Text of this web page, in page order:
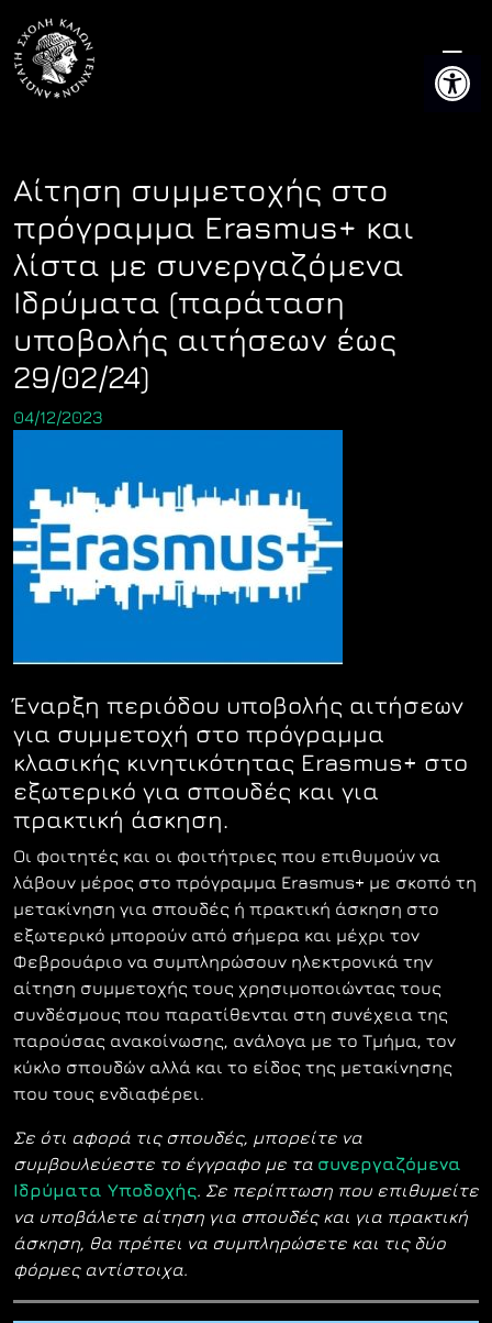
content
Αίτηση συμμετοχής στο
πρόγραμμα Erasmus+ και
λίστα με συνεργαζόμενα
Ιδρύματα (παράταση
υποβολής αιτήσεων έως
29/02/24)
04/12/2023
Έναρξη περιόδου υποβολής αιτήσεων
για συμμετοχή στο πρόγραμμα
κλασικής κινητικότητας Erasmus+ στο
εξωτερικό για σπουδές και για
πρακτική άσκηση.
Οι φοιτητές και οι φοιτήτριες που επιθυμούν να
λάβουν μέρος στο πρόγραμμα Erasmus+ με σκοπό τη
μετακίνηση για σπουδές ή πρακτική άσκηση στο
εξωτερικό μπορούν από σήμερα και μέχρι τον
Φεβρουάριο να συμπληρώσουν ηλεκτρονικά την
αίτηση συμμετοχής τους χρησιμοποιώντας τους
συνδέσμους που παρατίθενται στη συνέχεια της
παρούσας ανακοίνωσης, ανάλογα με το Τμήμα, τον
κύκλο σπουδών αλλά και το είδος της μετακίνησης
που τους ενδιαφέρει.
Σε ότι αφορά τις σπουδές, μπορείτε να
συμβουλεύεστε το έγγραφο με τα συνεργαζόμενα
Ιδρύματα Υποδοχής. Σε περίπτωση που επιθυμείτε
να υποβάλετε αίτηση για σπουδές και για πρακτική
άσκηση, θα πρέπει να συμπληρώσετε και τις δύο
φόρμες αντίστοιχα.